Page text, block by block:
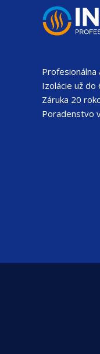
Profesionálna
Izolácie už do
Záruka 20
Poradenstvo